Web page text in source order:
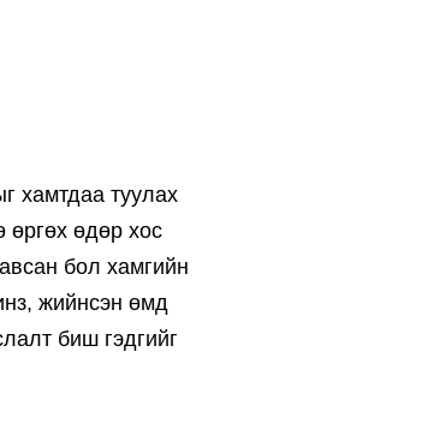
хамтдаа туулах
өргөх өдөр хос
бол хамгийн
жийнсэн өмд
биш гэдгийг